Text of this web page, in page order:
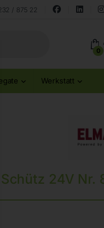
/ 875 22
0
Werkstatt
Schütz 24V Nr.
wird der Dialog geschlossen.